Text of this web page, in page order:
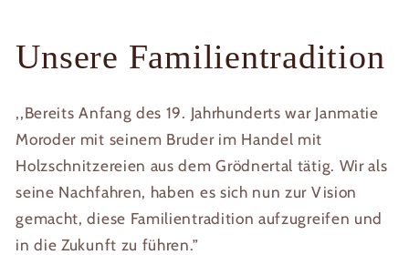
Unsere Familientradition
,,Bereits Anfang des 19. Jahrhunderts war Janmatie
Moroder mit seinem Bruder im Handel mit
Holzschnitzereien aus dem Grödnertal tätig. Wir als
seine Nachfahren, haben es sich nun zur Vision
gemacht, diese Familientradition aufzugreifen und
in die Zukunft zu führen.”